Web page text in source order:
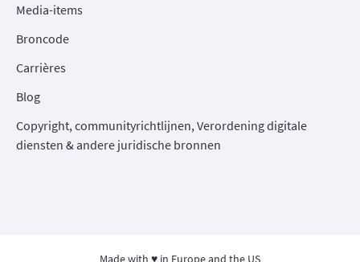
Media-items
Broncode
Carrières
Blog
Copyright, communityrichtlijnen, Verordening digitale
diensten & andere juridische bronnen
Made with ♥ in Europe and the US